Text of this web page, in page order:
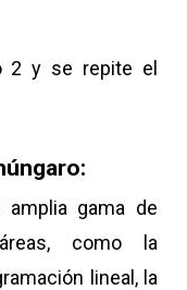
2 y se repite el
gama de
como la
lineal, la